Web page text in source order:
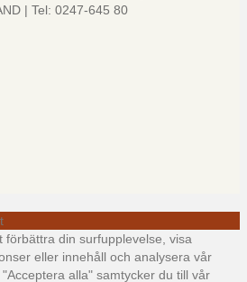
| Tel: 0247-645 80
förbättra din surfupplevelse, visa
eller innehåll och analysera vår
alla" samtycker du till vår